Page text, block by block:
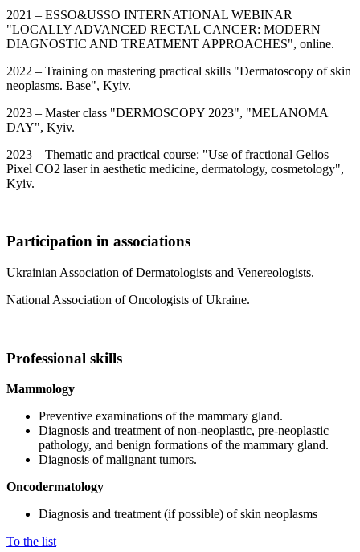
2021 – ESSO&USSO INTERNATIONAL WEBINAR
"LOCALLY ADVANCED RECTAL CANCER: MODERN
DIAGNOSTIC AND TREATMENT APPROACHES", online.
2022 – Training on mastering practical skills "Dermatoscopy of skin
neoplasms. Base", Kyiv.
2023 – Master class "DERMOSCOPY 2023", "MELANOMA
DAY", Kyiv.
2023 – Thematic and practical course: "Use of fractional Gelios
Pixel CO2 laser in aesthetic medicine, dermatology, cosmetology",
Kyiv.
Participation in associations
Ukrainian Association of Dermatologists and Venereologists.
National Association of Oncologists of Ukraine.
Professional skills
Mammology
Preventive examinations of the mammary gland.
Diagnosis and treatment of non-neoplastic, pre-neoplastic
pathology, and benign formations of the mammary gland.
Diagnosis of malignant tumors.
Oncodermatology
Diagnosis and treatment (if possible) of skin neoplasms
To the list